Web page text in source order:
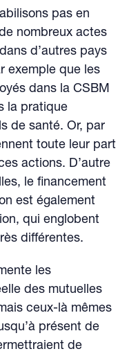
pas en
nombreux actes
d’autres pays
exemple que les
dans la CSBM
la pratique
de santé. Or, par
toute leur part
actions. D’autre
le financement
est également
qui englobent
différentes.
les
des mutuelles
ceux-là mêmes
présent de
de